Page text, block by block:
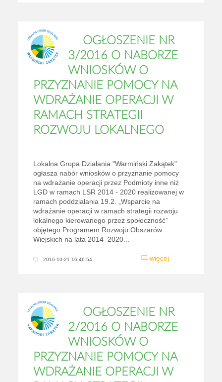
OGŁOSZENIE NR
3/2016 O NABORZE
WNIOSKÓW O
PRZYZNANIE POMOCY NA
WDRAŻANIE OPERACJI W
RAMACH STRATEGII
ROZWOJU LOKALNEGO
Lokalna Grupa Działania "Warmiński Zakątek"
ogłasza nabór wniosków o przyznanie pomocy
na wdrażanie operacji przez Podmioty inne niż
LGD w ramach LSR 2014 - 2020 realizowanej w
ramach poddziałania 19.2. „Wsparcie na
wdrażanie operacji w ramach strategii rozwoju
lokalnego kierowanego przez społeczność”
objętego Programem Rozwoju Obszarów
Wiejskich na lata 2014–2020...
więcej
2016-10-21 16:46:54
OGŁOSZENIE NR
2/2016 O NABORZE
WNIOSKÓW O
PRZYZNANIE POMOCY NA
WDRAŻANIE OPERACJI W